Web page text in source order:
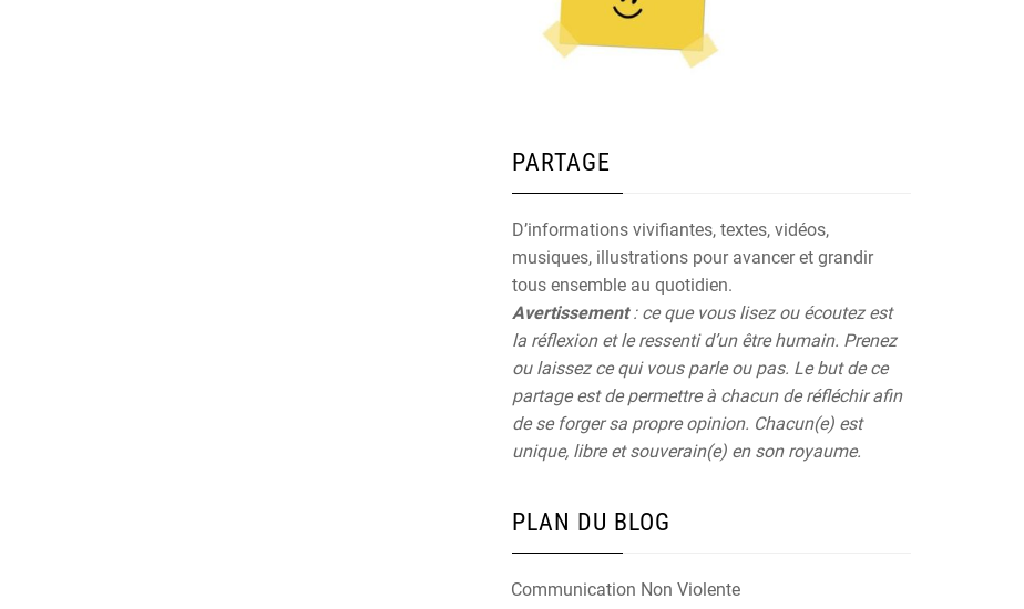
PARTAGE
D’informations vivifiantes, textes, vidéos,
musiques, illustrations pour avancer et grandir
tous ensemble au quotidien.
Avertissement: ce que vous lisez ou écoutez est
la réflexion et le ressenti d’un être humain. Prenez
ou laissez ce qui vous parle ou pas. Le but de ce
partage est de permettre à chacun de réfléchir afin
de se forger sa propre opinion. Chacun(e) est
unique, libre et souverain(e) en son royaume.
PLAN DU BLOG
Communication Non Violente